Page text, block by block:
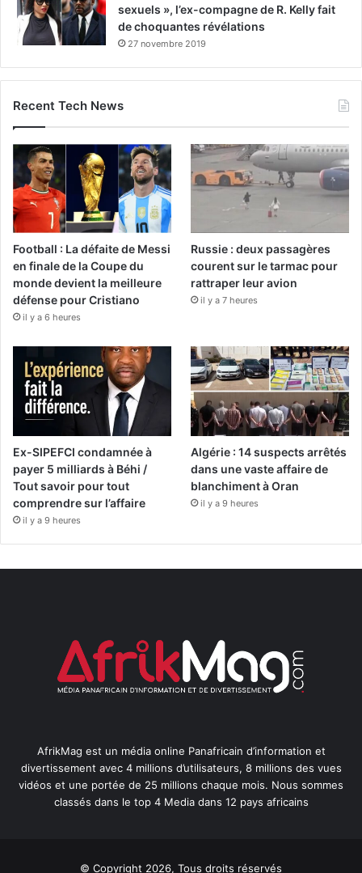
sexuels », l’ex-compagne de R. Kelly fait
de choquantes révélations
27 novembre 2019
Recent Tech News
Football : La défaite de Messi
en finale de la Coupe du
monde devient la meilleure
défense pour Cristiano
il y a 6 heures
Russie : deux passagères
courent sur le tarmac pour
rattraper leur avion
il y a 7 heures
Ex-SIPEFCI condamnée à
payer 5 milliards à Béhi /
Tout savoir pour tout
comprendre sur l’affaire
il y a 9 heures
Algérie : 14 suspects arrêtés
dans une vaste affaire de
blanchiment à Oran
il y a 9 heures
AfrikMag est un média online Panafricain d’information et
divertissement avec 4 millions d’utilisateurs, 8 millions des vues
vidéos et une portée de 25 millions chaque mois. Nous sommes
classés dans le top 4 Media dans 12 pays africains
© Copyright 2026, Tous droits réservés